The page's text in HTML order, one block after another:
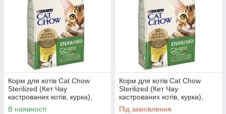
Корм для котів Cat Chow
Sterilized (Кет Чау
кастрованих котів, курка),
1,5кг.
В наявності
Корм для котів Cat Chow
Sterilized (Кет Чау
кастрованих котів, курка),
15кг.
Під замовлення